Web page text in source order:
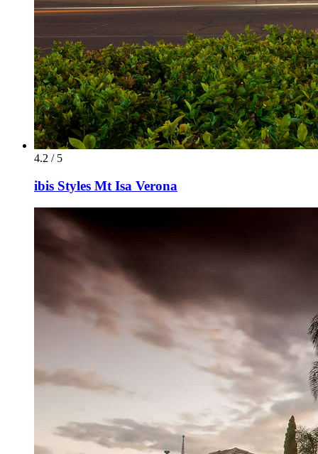
4.2 / 5
ibis Styles Mt Isa Verona